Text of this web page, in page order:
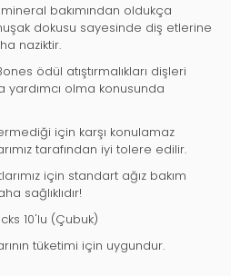
bakımından oldukça
dokusu sayesinde diş etlerine
naziktir.
ödül atıştırmalıkları dişleri
yardımcı olma konusunda
için karşı konulamaz
tarafından iyi tolere edilir.
için standart ağız bakım
sağlıklıdır!
10'lu (Çubuk)
tüketimi için uygundur.